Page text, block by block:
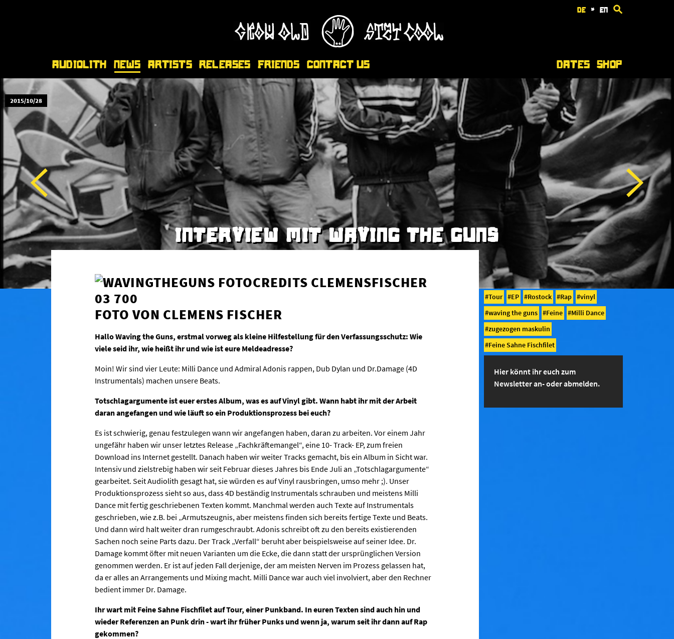
de * en
Audiolith News Artists Releases Friends Contact Us Dates Shop
2015/10/28
INTERVIEW MIT WAVING THE GUNS
FOTO VON CLEMENS FISCHER
Hallo Waving the Guns, erstmal vorweg als kleine Hilfestellung für den Verfassungsschutz: Wie
viele seid ihr, wie heißt ihr und wie ist eure Meldeadresse?
Moin! Wir sind vier Leute: Milli Dance und Admiral Adonis rappen, Dub Dylan und Dr.Damage (4D
Instrumentals) machen unsere Beats.
Totschlagargumente ist euer erstes Album, was es auf Vinyl gibt. Wann habt ihr mit der Arbeit
daran angefangen und wie läuft so ein Produktionsprozess bei euch?
Es ist schwierig, genau festzulegen wann wir angefangen haben, daran zu arbeiten. Vor einem Jahr
ungefähr haben wir unser letztes Release „Fachkräftemangel“, eine 10- Track- EP, zum freien
Download ins Internet gestellt. Danach haben wir weiter Tracks gemacht, bis ein Album in Sicht war.
Intensiv und zielstrebig haben wir seit Februar dieses Jahres bis Ende Juli an „Totschlagargumente“
gearbeitet. Seit Audiolith gesagt hat, sie würden es auf Vinyl rausbringen, umso mehr ;). Unser
Produktionsprozess sieht so aus, dass 4D beständig Instrumentals schrauben und meistens Milli
Dance mit fertig geschriebenen Texten kommt. Manchmal werden auch Texte auf Instrumentals
geschrieben, wie z.B. bei „Armutszeugnis, aber meistens finden sich bereits fertige Texte und Beats.
Und dann wird halt weiter dran rumgeschraubt. Adonis schreibt oft zu den bereits existierenden
Sachen noch seine Parts dazu. Der Track „Verfall“ beruht aber beispielsweise auf seiner Idee. Dr.
Damage kommt öfter mit neuen Varianten um die Ecke, die dann statt der ursprünglichen Version
genommen werden. Er ist auf jeden Fall derjenige, der am meisten Nerven im Prozess gelassen hat,
da er alles an Arrangements und Mixing macht. Milli Dance war auch viel involviert, aber den Rechner
bedient immer Dr. Damage.
Ihr wart mit Feine Sahne Fischfilet auf Tour, einer Punkband. In euren Texten sind auch hin und
wieder Referenzen an Punk drin - wart ihr früher Punks und wenn ja, warum seit ihr dann auf Rap
gekommen?
Tour EP Rostock Rap
vinyl
waving the guns
Feine
Milli Dance
zugezogen maskulin
Feine Sahne Fischfilet
Hier könnt ihr euch zum
Newsletter an- oder abmelden.